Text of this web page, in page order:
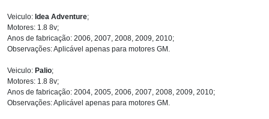
Veiculo: Idea Adventure;
Motores: 1.8 8v;
Anos de fabricação: 2006, 2007, 2008, 2009, 2010;
Observações: Aplicável apenas para motores GM.
Veiculo: Palio;
Motores: 1.8 8v;
Anos de fabricação: 2004, 2005, 2006, 2007, 2008, 2009, 2010;
Observações: Aplicável apenas para motores GM.